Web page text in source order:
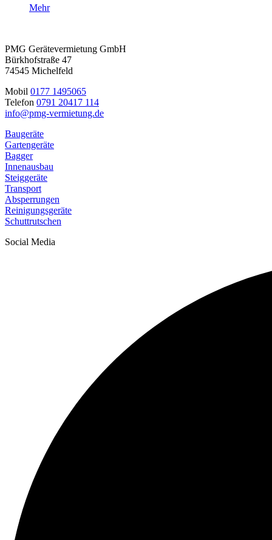
Mehr
PMG Gerätevermietung GmbH
Bürkhofstraße 47
74545 Michelfeld
Mobil 0177 1495065
Telefon 0791 20417 114
info@pmg-vermietung.de
Baugeräte
Gartengeräte
Bagger
Innenausbau
Steiggeräte
Transport
Absperrungen
Reinigungsgeräte
Schuttrutschen
Social Media